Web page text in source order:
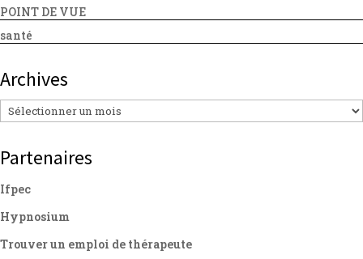
POINT DE VUE
santé
Archives
Archives
Partenaires
Ifpec
Hypnosium
Trouver un emploi de thérapeute